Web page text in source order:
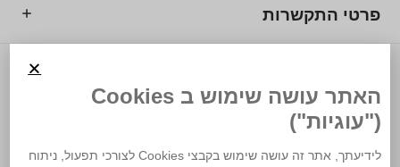
פרטי התקשרות
האתר עושה שימוש ב Cookies
("עוגיות")
לידיעתך, אתר זה עושה שימוש בקבצי Cookies לצורכי תפעול, ניתוח